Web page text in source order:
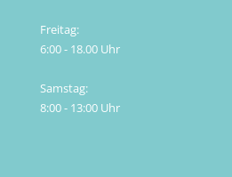
Freitag:
6:00 - 18.00 Uhr
Samstag:
8:00 - 13:00 Uhr